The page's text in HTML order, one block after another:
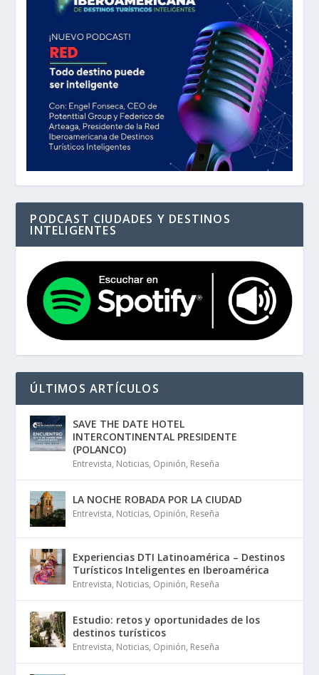
PODCAST CIUDADES Y DESTINOS
INTELIGENTES
ÚLTIMOS ARTÍCULOS
SAVE THE DATE HOTEL
INTERCONTINENTAL PRESIDENTE
(POLANCO)
Entrevista, Noticias, Opinión, Reseña
LA NOCHE ROBADA POR LA CIUDAD
Entrevista, Noticias, Opinión, Reseña
Experiencias DTI Latinoamérica – Destinos
Turísticos Inteligentes en Iberoamérica
Entrevista, Noticias, Opinión, Reseña
Estudio: retos y oportunidades de los
destinos turísticos
Entrevista, Noticias, Opinión, Reseña